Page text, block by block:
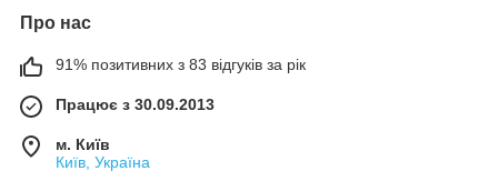
Про нас
91% позитивних з 83 відгуків за рік
Працює з 30.09.2013
м. Київ
Київ, Україна